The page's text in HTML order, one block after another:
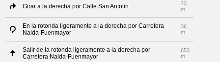
Girar a la derecha por Calle San Antolin
73
m
En la rotonda ligeramente a la derecha por Carretera
Nalda-Fuenmayor
36
m
Salir de la rotonda ligeramente a la derecha por
Carretera Nalda-Fuenmayor
653
m